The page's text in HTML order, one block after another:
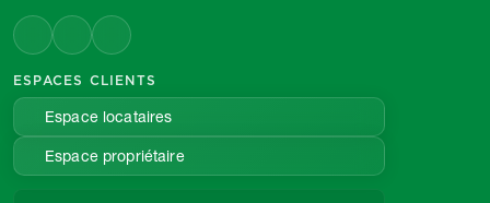
ESPACES CLIENTS
Espace locataires
Espace propriétaire